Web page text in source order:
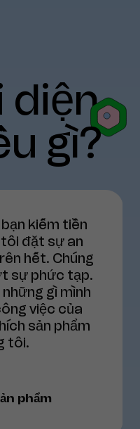
diện
gì?
kiếm tiền
đặt sự an
hết. Chúng
sự phức tạp.
gì mình
việc của
sản phẩm
tôi.
phẩm